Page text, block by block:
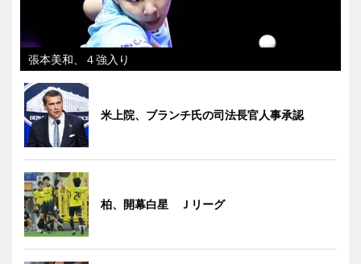
張本美和、４強入り
米上院、ブランチ氏の司法長官人事承認
柏、開幕白星 Ｊリーグ